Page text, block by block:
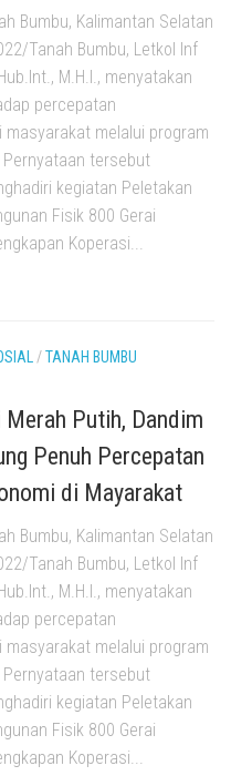
Bumbu, Kalimantan Selatan
Tanah Bumbu, Letkol Inf
M.H.I., menyatakan
percepatan
melalui program
Pernyataan tersebut
kegiatan Peletakan
Fisik 800 Gerai
Koperasi...
/TANAH BUMBU
Putih, Dandim
Penuh Percepatan
di Mayarakat
Bumbu, Kalimantan Selatan
Tanah Bumbu, Letkol Inf
M.H.I., menyatakan
percepatan
melalui program
tersebut
kegiatan Peletakan
Fisik 800 Gerai
Koperasi...